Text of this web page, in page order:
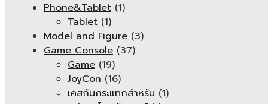
Phone&Tablet (1)
Tablet (1)
Model and Figure (3)
Game Console (37)
Game (19)
JoyCon (16)
เคสกันกระแทกสำหรับ (1)